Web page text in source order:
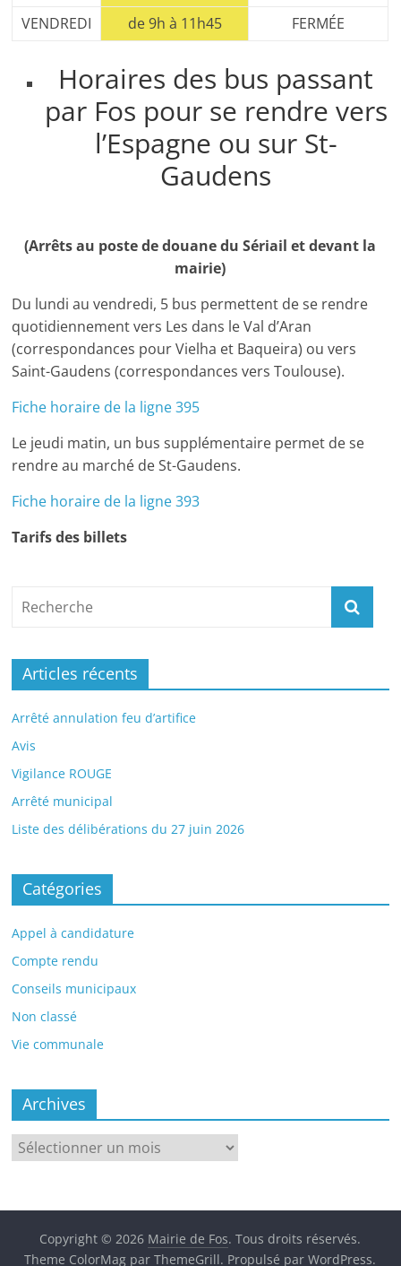
VENDREDI
de 9h à 11h45 FERMÉE
Horaires des bus passant
par Fos pour se rendre vers
l’Espagne ou sur St-
Gaudens
(Arrêts au poste de douane du Sériail et devant la
mairie)
Du lundi au vendredi, 5 bus permettent de se rendre
quotidiennement vers Les dans le Val d’Aran
(correspondances pour Vielha et Baqueira) ou vers
Saint-Gaudens (correspondances vers Toulouse).
Fiche horaire de la ligne 395
Le jeudi matin, un bus supplémentaire permet de se
rendre au marché de St-Gaudens.
Fiche horaire de la ligne 393
Tarifs des billets
Articles récents
Arrêté annulation feu d’artifice
Avis
Vigilance ROUGE
Arrêté municipal
Liste des délibérations du 27 juin 2026
Catégories
Appel à candidature
Compte rendu
Conseils municipaux
Non classé
Vie communale
Archives
Archives
Copyright © 2026 Mairie de Fos. Tous droits réservés.
Theme ColorMag par ThemeGrill. Propulsé parWordPress.